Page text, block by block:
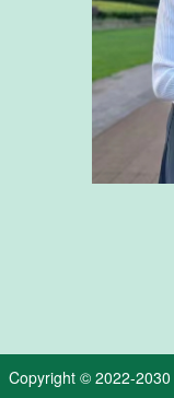
Copyright © 2022-2030